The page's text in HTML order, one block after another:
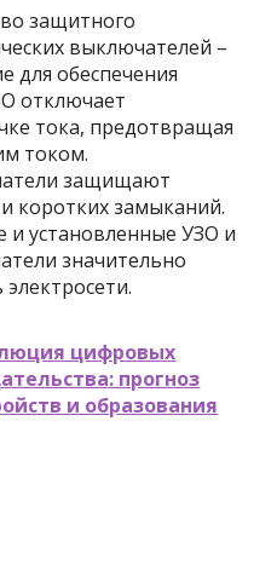
защитного
выключателей –
для обеспечения
отключает
тока, предотвращая
током.
защищают
коротких замыканий.
установленные УЗО и
значительно
цифровых
прогноз
и образования